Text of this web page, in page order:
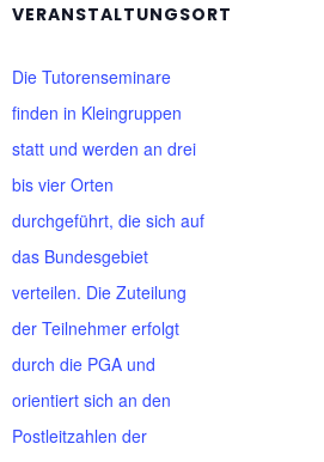
VERANSTALTUNGSORT
Die Tutorenseminare
finden in Kleingruppen
statt und werden an drei
bis vier Orten
durchgeführt, die sich auf
das Bundesgebiet
verteilen. Die Zuteilung
der Teilnehmer erfolgt
durch die PGA und
orientiert sich an den
Postleitzahlen der